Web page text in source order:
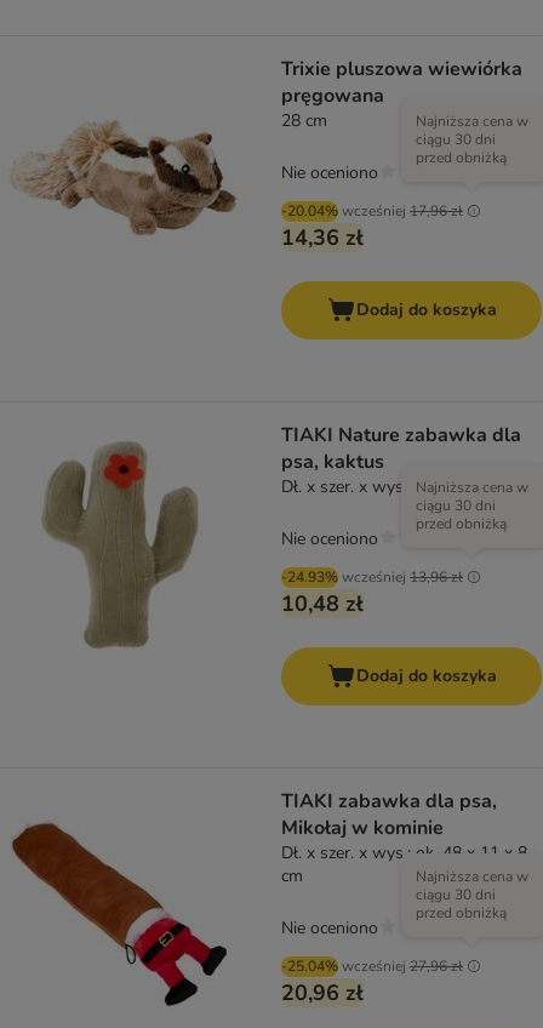
Trixie pluszowa wiewiórka
pręgowana
28 cm
-20.04%wcześniej 17,96 zł
Najniższa cena w
ciągu 30 dni
przed obniżką
14,36 zł
Nie oceniono
Dodaj do koszyka
TIAKI Nature zabawka dla
psa, kaktus
Dł. x szer. x wys.: 18 x 14 x 4,5 cm
-24.93%wcześniej 13,96 zł
Najniższa cena w
ciągu 30 dni
przed obniżką
10,48 zł
Nie oceniono
Dodaj do koszyka
TIAKI zabawka dla psa,
Mikołaj w kominie
Dł. x szer. x wys.: ok. 48 x 11 x 8
cm
-25.04%wcześniej 27,96 zł
Najniższa cena w
ciągu 30 dni
przed obniżką
20,96 zł
Nie oceniono